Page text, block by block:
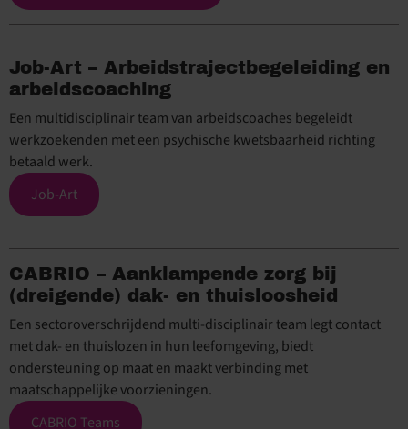
Job-Art – Arbeidstrajectbegeleiding en
arbeidscoaching
Een multidisciplinair team van arbeidscoaches begeleidt
werkzoekenden met een psychische kwetsbaarheid richting
betaald werk.
Job-Art
CABRIO – Aanklampende zorg bij
(dreigende) dak- en thuisloosheid
Een sectoroverschrijdend multi-disciplinair team legt contact
met dak- en thuislozen in hun leefomgeving, biedt
ondersteuning op maat en maakt verbinding met
maatschappelijke voorzieningen.
CABRIO Teams